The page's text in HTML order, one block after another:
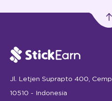
Jl. Letjen Suprapto 400,
10510 - Indonesia